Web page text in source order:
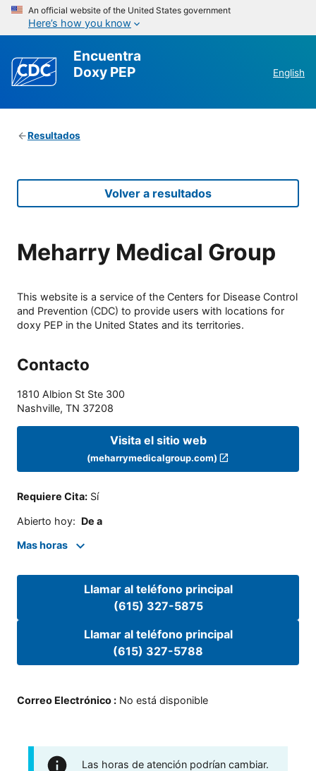
An official website of the United States government
Here’s how you know
Encuentra
Doxy PEP
English
Resultados
Volver a resultados
Meharry Medical Group
This website is a service of the Centers for Disease Control
and Prevention (CDC) to provide users with locations for
doxy PEP in the United States and its territories.
Contacto
1810 Albion St Ste 300
Nashville, TN 37208
Visita el sitio web
(meharrymedicalgroup.com)
Requiere Cita: Sí
Abierto hoy: De a
Mas horas
Llamar al teléfono principal
(615) 327-5875
Llamar al teléfono principal
(615) 327-5788
Correo Electrónico : No está disponible
Las horas de atención podrían cambiar.